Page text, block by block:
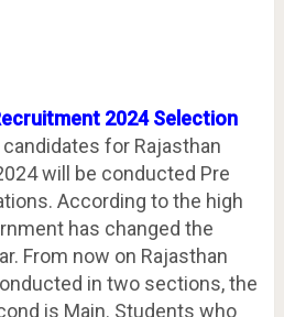
2024 Selection
for Rajasthan
will be conducted Pre
According to the high
has changed the
From now on Rajasthan
in two sections, the
is Main. Students who